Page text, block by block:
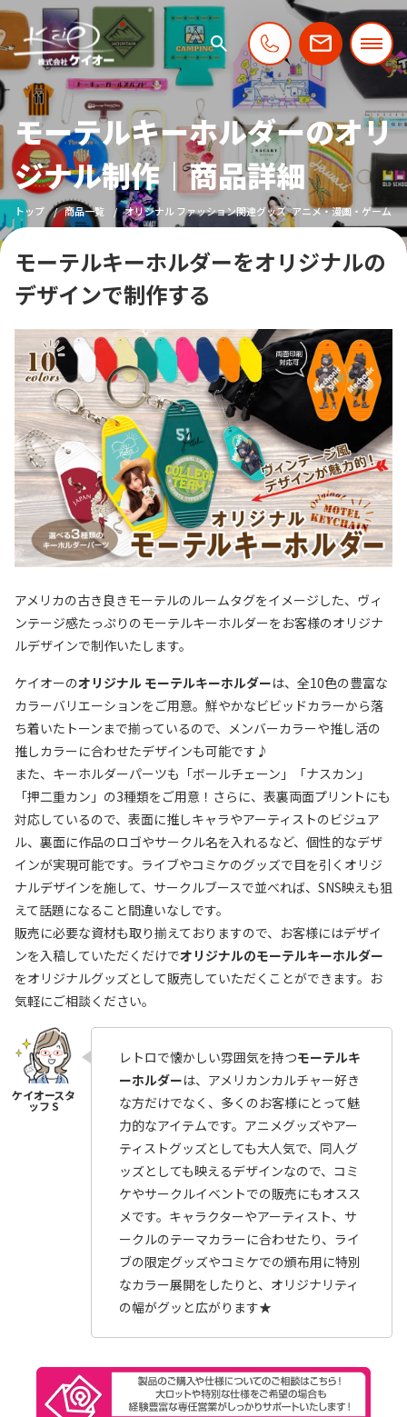
モーテルキーホルダーのオリ
ジナル制作｜商品詳細
トップ 商品一覧 オリジナル ファッション関連グッズ アニメ・漫画・ゲーム向
モーテルキーホルダーをオリジナルの
デザインで制作する
アメリカの古き良きモーテルのルームタグをイメージした、ヴィ
ンテージ感たっぷりのモーテルキーホルダーをお客様のオリジナ
ルデザインで制作いたします。
ケイオーのオリジナル モーテルキーホルダーは、全10色の豊富な
カラーバリエーションをご用意。鮮やかなビビッドカラーから落
ち着いたトーンまで揃っているので、メンバーカラーや推し活の
推しカラーに合わせたデザインも可能です♪
また、キーホルダーパーツも「ボールチェーン」「ナスカン」
「押二重カン」の3種類をご用意！さらに、表裏両面プリントにも
対応しているので、表面に推しキャラやアーティストのビジュア
ル、裏面に作品のロゴやサークル名を入れるなど、個性的なデザ
インが実現可能です。ライブやコミケのグッズで目を引くオリジ
ナルデザインを施して、サークルブースで並べれば、SNS映えも狙
えて話題になること間違いなしです。
販売に必要な資材も取り揃えておりますので、お客様にはデザイ
ンを入稿していただくだけでオリジナルのモーテルキーホルダー
をオリジナルグッズとして販売していただくことができます。お
気軽にご相談ください。
レトロで懐かしい雰囲気を持つモーテルキ
ーホルダーは、アメリカンカルチャー好き
な方だけでなく、多くのお客様にとって魅
力的なアイテムです。アニメグッズやアー
ティストグッズとしても大人気で、同人グ
ッズとしても映えるデザインなので、コミ
ケやサークルイベントでの販売にもオスス
メです。キャラクターやアーティスト、サ
ークルのテーマカラーに合わせたり、ライ
ブの限定グッズやコミケでの頒布用に特別
なカラー展開をしたりと、オリジナリティ
の幅がグッと広がります★